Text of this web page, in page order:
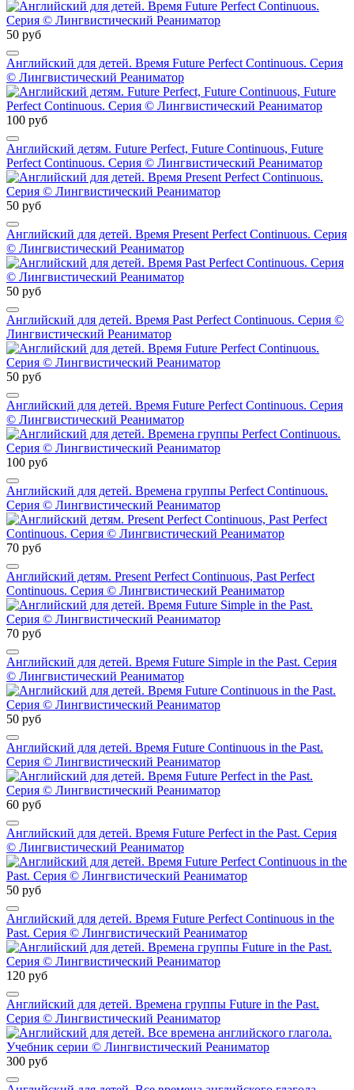
50 руб
Английский для детей. Время Future Perfect Continuous. Серия
© Лингвистический Реаниматор
100 руб
Английский детям. Future Perfect, Future Continuous, Future
Perfect Continuous. Серия © Лингвистический Реаниматор
50 руб
Английский для детей. Время Present Perfect Continuous. Серия
© Лингвистический Реаниматор
50 руб
Английский для детей. Время Past Perfect Continuous. Серия ©
Лингвистический Реаниматор
50 руб
Английский для детей. Время Future Perfect Continuous. Серия
© Лингвистический Реаниматор
100 руб
Английский для детей. Времена группы Perfect Continuous.
Серия © Лингвистический Реаниматор
70 руб
Английский детям. Present Perfect Continuous, Past Perfect
Continuous. Серия © Лингвистический Реаниматор
70 руб
Английский для детей. Время Future Simple in the Past. Серия
© Лингвистический Реаниматор
50 руб
Английский для детей. Время Future Continuous in the Past.
Серия © Лингвистический Реаниматор
60 руб
Английский для детей. Время Future Perfect in the Past. Серия
© Лингвистический Реаниматор
50 руб
Английский для детей. Время Future Perfect Continuous in the
Past. Серия © Лингвистический Реаниматор
120 руб
Английский для детей. Времена группы Future in the Past.
Серия © Лингвистический Реаниматор
300 руб